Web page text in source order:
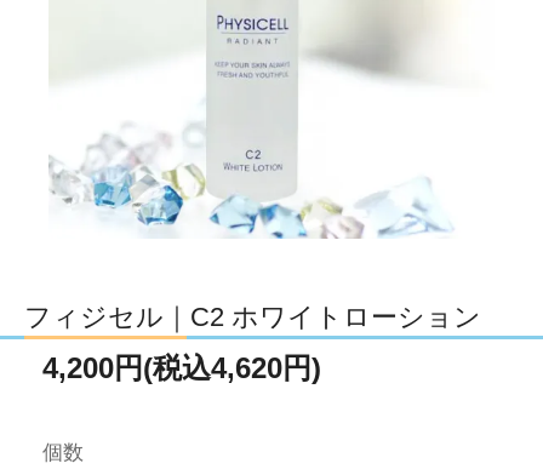
フィジセル｜C2 ホワイトローション
4,200円(税込4,620円)
個数